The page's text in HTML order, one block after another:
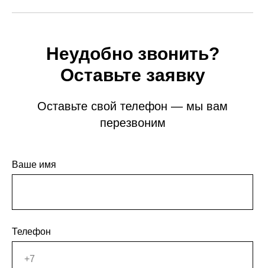
Неудобно звонить?
Оставьте заявку
Оставьте свой телефон — мы вам
перезвоним
Ваше имя
Телефон